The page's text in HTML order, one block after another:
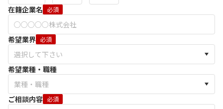
在籍企業名 必須
希望業界 必須
希望業種・職種
ご相談内容 必須